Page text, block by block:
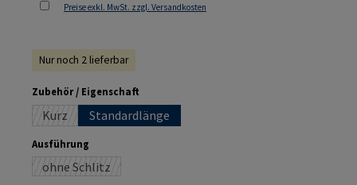
Preise exkl. MwSt. zzgl. Versandkosten
Nur noch 2 lieferbar
Zubehör / Eigenschaft
Kurz(Diese Option ist zurzeit nicht verfügbar.)
Standardlänge
Ausführung
ohne Schlitz(Diese Option ist zurzeit nicht verfügbar.)